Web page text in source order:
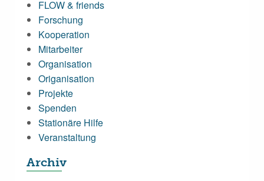
FLOW & friends
Forschung
Kooperation
Mitarbeiter
Organisation
Origanisation
Projekte
Spenden
Stationäre Hilfe
Veranstaltung
Archiv